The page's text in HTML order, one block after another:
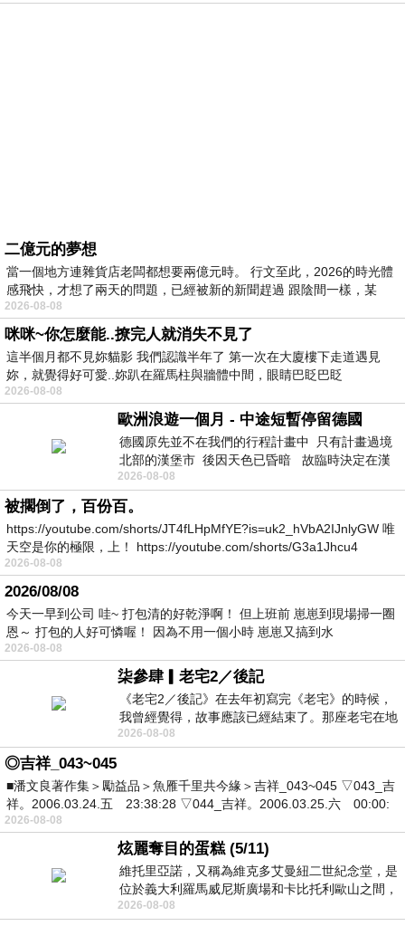
二億元的夢想
當一個地方連雜貨店老闆都想要兩億元時。 行文至此，2026的時光體
感飛快，才想了兩天的問題，已經被新的新聞趕過 跟陰間一樣，某
2026-08-08
咪咪~你怎麼能..撩完人就消失不見了
這半個月都不見妳貓影 我們認識半年了 第一次在大廈樓下走道遇見
妳，就覺得好可愛..妳趴在羅馬柱與牆體中間，眼睛巴眨巴眨
2026-08-08
歐洲浪遊一個月 - 中途短暫停留德國
德國原先並不在我們的行程計畫中 只有計畫過境
北部的漢堡市 後因天色已昏暗 故臨時決定在漢
堡市吃晚餐和過夜
2026-08-08
被擱倒了，百份百。
https://youtube.com/shorts/JT4fLHpMfYE?is=uk2_hVbA2IJnlyGW 唯
天空是你的極限，上！ https://youtube.com/shorts/G3a1Jhcu4
2026-08-08
2026/08/08
今天一早到公司 哇~ 打包清的好乾淨啊！ 但上班前 崽崽到現場掃一圈
恩～ 打包的人好可憐喔！ 因為不用一個小時 崽崽又搞到水
2026-08-08
柒參肆▎老宅2／後記
《老宅2／後記》在去年初寫完《老宅》的時候，
我曾經覺得，故事應該已經結束了。那座老宅在地
震中倒塌，七個人終於離開那片黑暗，
2026-08-08
◎吉祥_043~045
■潘文良著作集＞勵益品＞魚雁千里共今緣＞吉祥_043~045 ▽043_吉
祥。2006.03.24.五 23:38:28 ▽044_吉祥。2006.03.25.六 00:00:
2026-08-08
炫麗奪目的蛋糕 (5/11)
維托里亞諾，又稱為維克多艾曼紐二世紀念堂，是
位於義大利羅馬威尼斯廣場和卡比托利歐山之間，
用以紀念統一義大利統一後的的第一位國
2026-08-08